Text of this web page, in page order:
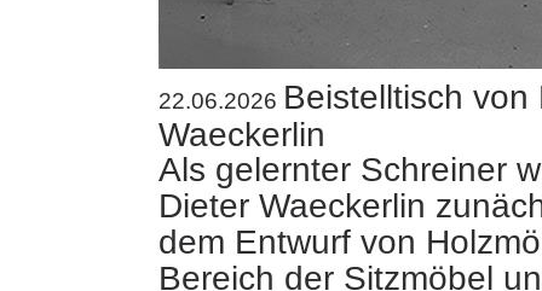
22.06.2026 Beistelltisch von
Waeckerlin
Als gelernter Schreiner
Dieter Waeckerlin
dem Entwurf von
Bereich der Sitzmöbel